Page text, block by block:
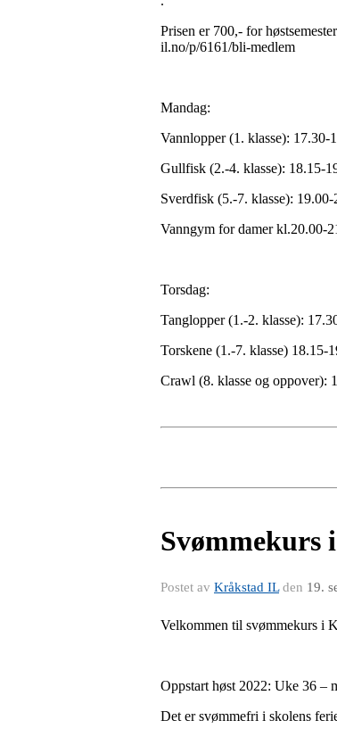
Prisen er 700,- for
il.no/p/6161/bli-medlem
Mandag:
Vannlopper (1. klasse): 17.30-
Gullfisk (2.-4. klasse): 18.15-
Sverdfisk (5.-7. klasse): 19.00-
Vanngym for damer kl.20.00-
Torsdag:
Tanglopper (1.-2. klasse):
Torskene (1.-7. klasse) 18.15-
Crawl (8. klasse og oppover):
Svømmekurs
Postet av Kråkstad ILden 19.
Velkommen til svømmekurs i
Oppstart høst 2022: Uke 36 –
Det er svømmefri i skolens